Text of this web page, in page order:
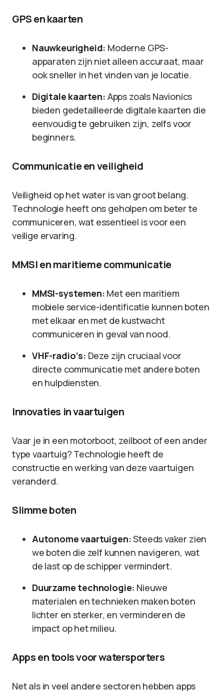
GPS en kaarten
Nauwkeurigheid: Moderne GPS-
apparaten zijn niet alleen accuraat, maar
ook sneller in het vinden van je locatie.
Digitale kaarten: Apps zoals Navionics
bieden gedetailleerde digitale kaarten die
eenvoudig te gebruiken zijn, zelfs voor
beginners.
Communicatie en veiligheid
Veiligheid op het water is van groot belang.
Technologie heeft ons geholpen om beter te
communiceren, wat essentieel is voor een
veilige ervaring.
MMSI en maritieme communicatie
MMSI-systemen: Met een maritiem
mobiele service-identificatie kunnen boten
met elkaar en met de kustwacht
communiceren in geval van nood.
VHF-radio’s: Deze zijn cruciaal voor
directe communicatie met andere boten
en hulpdiensten.
Innovaties in vaartuigen
Vaar je in een motorboot, zeilboot of een ander
type vaartuig? Technologie heeft de
constructie en werking van deze vaartuigen
veranderd.
Slimme boten
Autonome vaartuigen:Steeds vaker zien
we boten die zelf kunnen navigeren, wat
de last op de schipper vermindert.
Duurzame technologie: Nieuwe
materialen en technieken maken boten
lichter en sterker, en verminderen de
impact op het milieu.
Apps en tools voor watersporters
Net als in veel andere sectoren hebben apps